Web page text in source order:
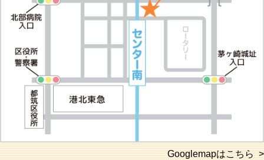
Googlemapはこちら >